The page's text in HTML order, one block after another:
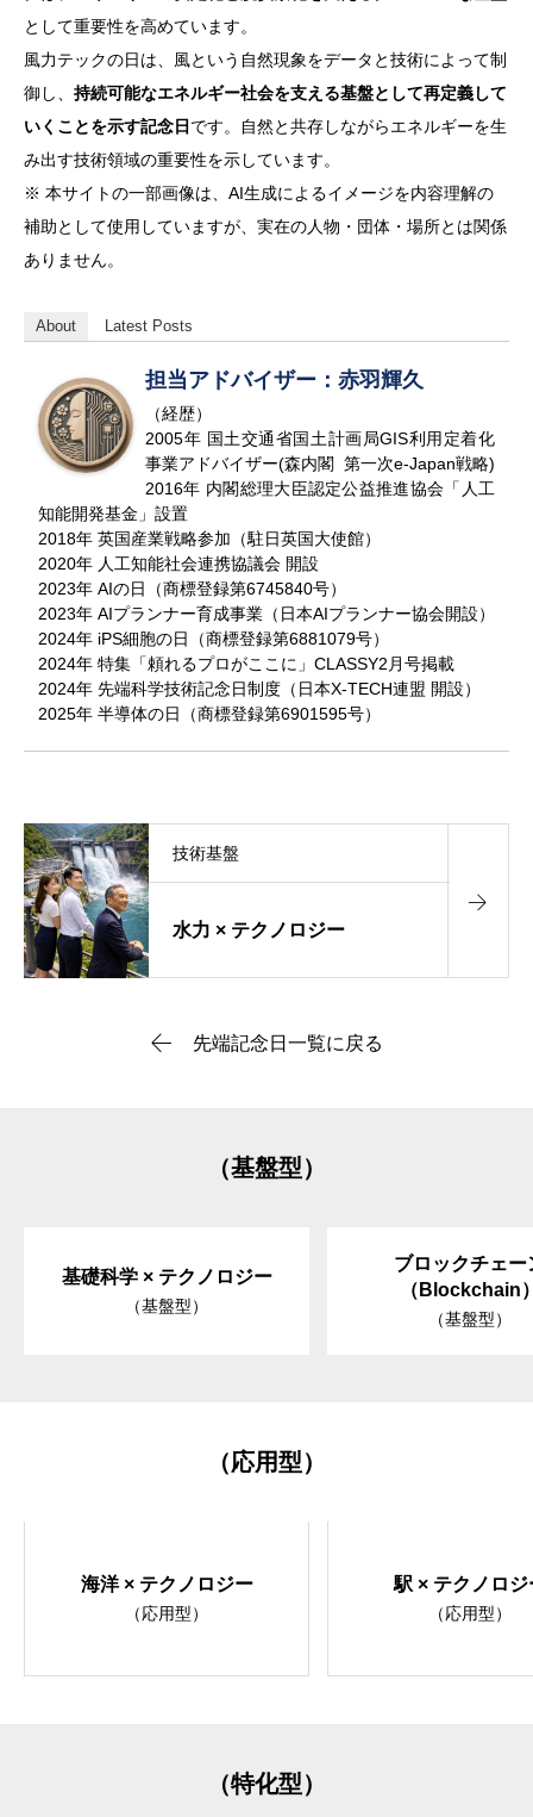
として重要性を高めています。
風力テックの日は、風という自然現象をデータと技術によって制
御し、 持続可能なエネルギー社会を支える基盤として再定義して
いくことを示す記念日 です。自然と共存しながらエネルギーを生
み出す技術領域の重要性を示しています。
※ 本サイトの一部画像は、AI生成によるイメージを内容理解の
補助として使用していますが、実在の人物・団体・場所とは関係
ありません。
About Latest Posts
担当アドバイザー：赤羽輝久
（経歴）
2005年 国土交通省国土計画局GIS利用定着化
事業アドバイザー(森内閣 第一次e-Japan戦略)
2016年 内閣総理大臣認定公益推進協会「人工
知能開発基金」設置
2018年 英国産業戦略参加（駐日英国大使館）
2020年 人工知能社会連携協議会 開設
2023年 AIの日（商標登録第6745840号）
2023年 AIプランナー育成事業（日本AIプランナー協会開設）
2024年 iPS細胞の日（商標登録第6881079号）
2024年 特集「頼れるプロがここに」CLASSY2月号掲載
2024年 先端科学技術記念日制度（日本X-TECH連盟 開設）
2025年 半導体の日（商標登録第6901595号）
水力 × テクノロジー
技術基盤
先端記念日一覧に戻る
（基盤型）
基礎科学 × テクノロジー
（基盤型）
ブロックチェー
（Blockchain
（基盤型）
（応用型）
海洋 × テクノロジー
（応用型）
駅 × テクノロジ
（応用型）
（特化型）